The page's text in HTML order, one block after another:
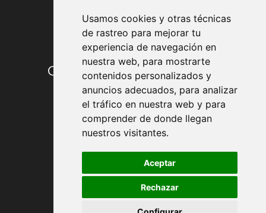
Usamos cookies y otras técnicas
de rastreo para mejorar tu
experiencia de navegación en
nuestra web, para mostrarte
contenidos personalizados y
anuncios adecuados, para analizar
el tráfico en nuestra web y para
comprender de donde llegan
nuestros visitantes.
Aceptar
Rechazar
Condiciones de contratación
Envío y entrega
Devoluciones
Formas de pago
Política de Privacidad